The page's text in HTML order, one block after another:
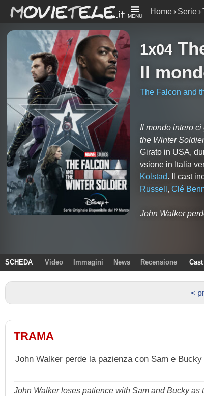
MENU
Home Serie
1x04
Il
The Falcon and
Il mondo intero ci
the Winter Soldier
Girato in USA,
vsione in Italia
Kolstad. Il cast
Russell , Clé
John Walker
SCHEDA Video Immagini News Recensione Cast
<
TRAMA
John Walker perde la pazienza con Sam e
John Walker loses patience with Sam and Bucky